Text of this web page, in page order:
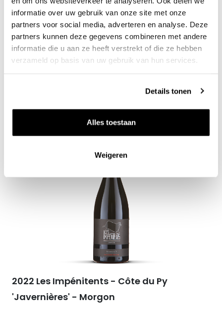
informatie over uw gebruik van onze site met onze
partners voor social media, adverteren en analyse. Deze
partners kunnen deze gegevens combineren met andere
informatie die u aan ze heeft verstrekt of die ze hebben
verzameld op basis van uw gebruik van hun services.
Details tonen
Alles toestaan
Weigeren
2022 Javernières 'Aux Pierres' - Morgon
Domaine Louis Claude Desvignes 0.75l
39 50
2022 Les Impénitents - Côte du Py
'Javernières' - Morgon